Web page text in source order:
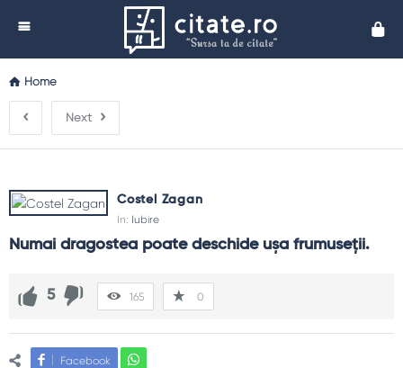
Home
Next
Costel Zagan
In: Iubire
Numai dragostea poate deschide uşa frumuseţii.
5 165 0
Facebook